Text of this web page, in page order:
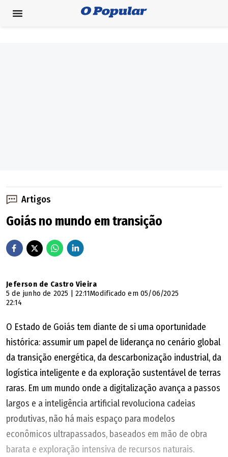
Artigos
Goiás no mundo em transição
Jeferson de Castro Vieira
5 de junho de 2025 | 22:11Modificado em 05/06/2025
22:14
O Estado de Goiás tem diante de si uma oportunidade
histórica: assumir um papel de liderança no cenário global
da transição energética, da descarbonização industrial, da
logística inteligente e da exploração sustentável de terras
raras. Em um mundo onde a digitalização avança a passos
largos e a inteligência artificial revoluciona cadeias
produtivas, não há mais espaço para modelos
econômicos ultrapassados, baseados em mão de obra
barata e exploração intensiva de recursos naturais.